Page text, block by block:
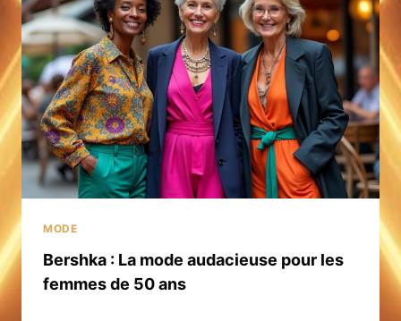
MODE
Bershka : La mode audacieuse pour les
femmes de 50 ans